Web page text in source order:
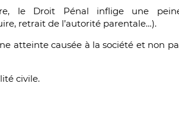
le Droit Pénal inflige une
retrait de l’autorité parentale…).
atteinte causée à la société et non
civile.